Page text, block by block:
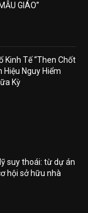
GIÁO”
Kinh Tế “Then Chốt
Hiệu Nguy Hiểm
Kỳ
suy thoái: từ dự án
hội sở hữu nhà